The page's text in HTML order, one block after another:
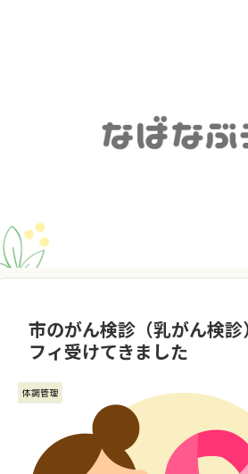
市のがん検診（乳がん検
フィ受けてきました
体調管理